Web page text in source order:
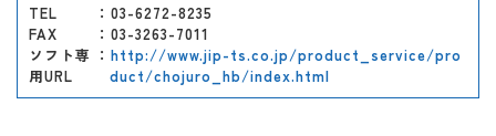
TEL
：03-6272-8235
FAX
：03-3263-7011
ソフト専
用URL
： http://www.jip-ts.co.jp/product_service/pro
duct/chojuro_hb/index.html